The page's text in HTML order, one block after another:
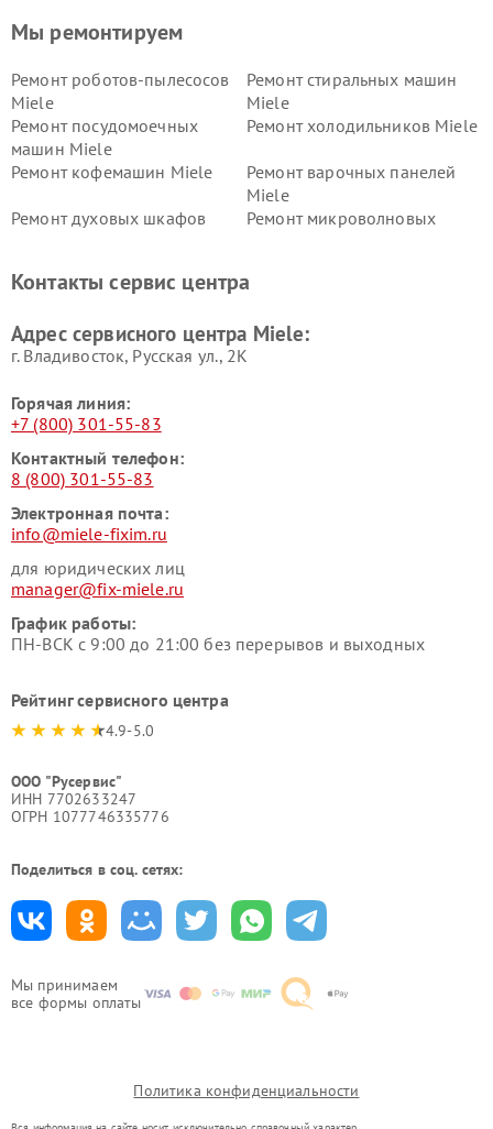
Мы принимаем
все формы оплаты
Мы ремонтируем
Ремонт роботов-пылесосов
Miele
Ремонт стиральных машин
Miele
Ремонт посудомоечных
машин Miele
Ремонт холодильников Miele
Ремонт кофемашин Miele
Ремонт варочных панелей
Miele
Ремонт духовых шкафов
Ремонт микроволновых
Miele
Miele
пылесосов Miele
Контакты сервис центра
Адрес сервисного центра Miele:
г. Владивосток, Русская ул., 2К
Горячая линия:
+7 (800) 301-55-83
Контактный телефон:
8 (800) 301-55-83
Электронная почта:
info@miele-fixim.ru
для юридических лиц
manager@fix-miele.ru
График работы:
ПН-ВСК с 9:00 до 21:00 без перерывов и выходных
Рейтинг сервисного центра
4.9-5.0
ООО "Русервис"
ИНН 7702633247
ОГРН 1077746335776
Поделиться в соц. сетях:
Политика конфиденциальности